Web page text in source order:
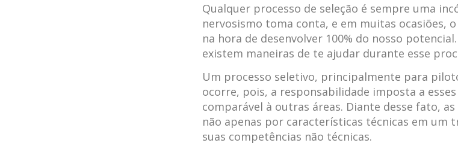
Qualquer processo de seleção é sempre uma
nervosismo toma conta, e em muitas ocasiões,
na hora de desenvolver 100% do nosso
existem maneiras de te ajudar durante esse
Um processo seletivo, principalmente para
ocorre, pois, a responsabilidade imposta a
comparável à outras áreas. Diante desse fato,
não apenas por características técnicas em um
suas competências não técnicas.